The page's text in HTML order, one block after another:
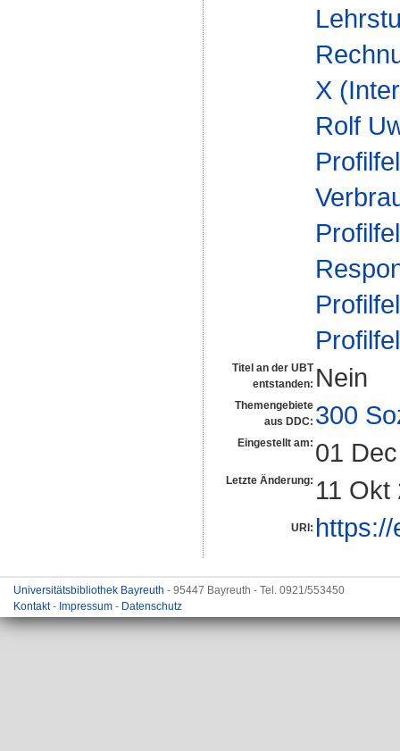
X
Rolf
Titel an der UBT
entstanden: Nein
Themengebiete
aus DDC: 300
Eingestellt am: 01
Letzte Änderung: 11 Okt
URI:
Universitätsbibliothek Bayreuth - 95447 Bayreuth - Tel. 0921/553450
Kontakt- Impressum - Datenschutz